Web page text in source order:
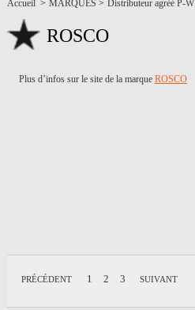
Accueil > MARQUES > Distributeur agréé P-W
ROSCO
Plus d’infos sur le site de la marque ROSCO
PRÉCÉDENT 1 2 3 SUIVANT